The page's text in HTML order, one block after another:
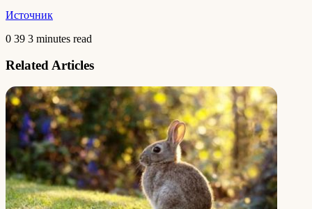
Источник
0 39 3 minutes read
Related Articles